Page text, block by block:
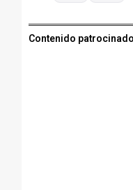
Contenido patrocinado